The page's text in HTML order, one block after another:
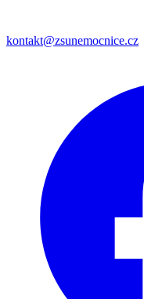
kontakt@zsunemocnice.cz